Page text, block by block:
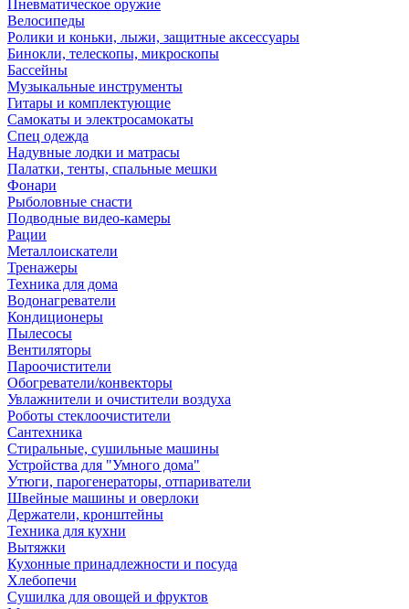
Пневматическое оружие
Велосипеды
Ролики и коньки, лыжи, защитные аксессуары
Бинокли, телескопы, микроскопы
Бассейны
Музыкальные инструменты
Гитары и комплектующие
Самокаты и электросамокаты
Спец одежда
Надувные лодки и матрасы
Палатки, тенты, спальные мешки
Фонари
Рыболовные снасти
Подводные видео-камеры
Рации
Металлоискатели
Тренажеры
Техника для дома
Водонагреватели
Кондиционеры
Пылесосы
Вентиляторы
Пароочистители
Обогреватели/конвекторы
Увлажнители и очистители воздуха
Роботы стеклоочистители
Сантехника
Стиральные, сушильные машины
Устройства для "Умного дома"
Утюги, парогенераторы, отпариватели
Швейные машины и оверлоки
Держатели, кронштейны
Техника для кухни
Вытяжки
Кухонные принадлежности и посуда
Хлебопечи
Сушилка для овощей и фруктов